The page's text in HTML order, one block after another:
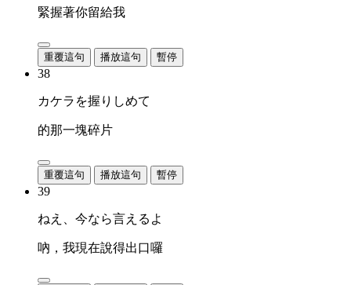
緊握著你留給我
重覆這句 播放這句 暫停
38
カケラを握りしめて
的那一塊碎片
重覆這句 播放這句 暫停
39
ねえ、今なら言えるよ
吶，我現在說得出口囉